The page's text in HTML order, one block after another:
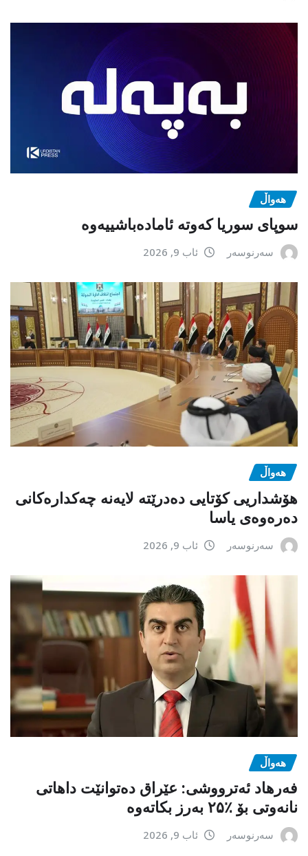
هەواڵ
سوپای سوریا کەوتە ئامادەباشییەوە
سەرنوسەر ئاب 9, 2026
هەواڵ
هۆشداریی کۆتایی دەدرێتە لایەنە چەکدارەکانی
دەرەوەی یاسا
سەرنوسەر ئاب 9, 2026
هەواڵ
فەرهاد ئەترووشی: عێراق دەتوانێت داهاتی
نانەوتی بۆ ٪۲۵ بەرز بکاتەوە
سەرنوسەر ئاب 9, 2026